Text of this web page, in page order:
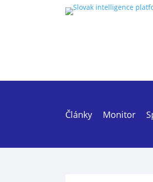
Články Monitor